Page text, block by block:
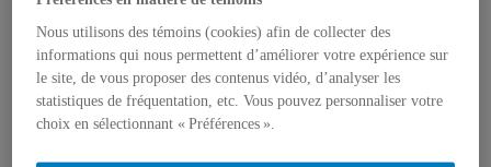
Nous utilisons des témoins (cookies) afin de collecter des
informations qui nous permettent d’améliorer votre expérience sur
le site, de vous proposer des contenus vidéo, d’analyser les
statistiques de fréquentation, etc. Vous pouvez personnaliser votre
choix en sélectionnant « Préférences ».